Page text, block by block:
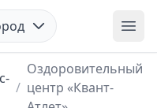
/
Оздоровительный
центр «Квант-